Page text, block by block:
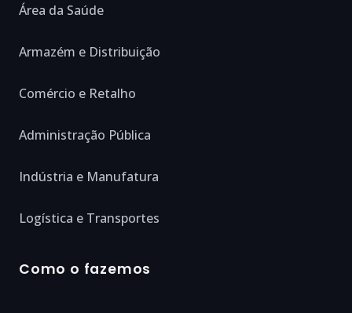
Área da Saúde
Armazém e Distribuição
Comércio e Retalho
Administração Pública
Indústria e Manufatura
Logística e Transportes
Como o fazemos